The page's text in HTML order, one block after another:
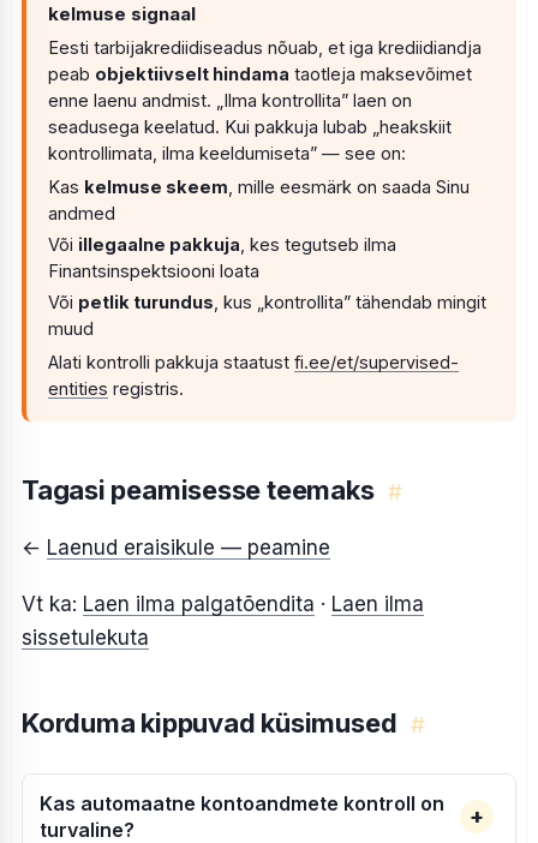
kelmuse signaal
Eesti tarbijakrediidiseadus nõuab, et iga krediidiandja
peab objektiivselt hindama taotleja maksevõimet
enne laenu andmist. „Ilma kontrollita” laen on
seadusega keelatud. Kui pakkuja lubab „heakskiit
kontrollimata, ilma keeldumiseta” — see on:
Kas kelmuse skeem , mille eesmärk on saada Sinu
andmed
Või illegaalne pakkuja , kes tegutseb ilma
Finantsinspektsiooni loata
Või petlik turundus , kus „kontrollita” tähendab mingit
muud
Alati kontrolli pakkuja staatust fi.ee/et/supervised-
entities registris.
Tagasi peamisesse teemaks #
← Laenud eraisikule — peamine
Vt ka: Laen ilma palgatõendita · Laen ilma
sissetulekuta
Korduma kippuvad küsimused #
Kas automaatne kontoandmete kontroll on
turvaline?